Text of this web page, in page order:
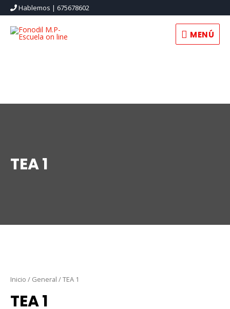
Hablemos | 675678602
MENÚ
MENÚ
TEA 1
Inicio / General / TEA 1
TEA 1